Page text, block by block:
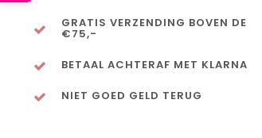
GRATIS VERZENDING BOVEN DE
€75,-
BETAAL ACHTERAF MET KLARNA
NIET GOED GELD TERUG